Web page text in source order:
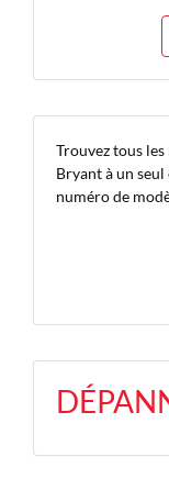
Trouvez tous
Bryant à un
numéro de